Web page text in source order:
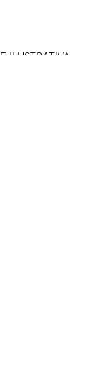
ILUSTRATIVA